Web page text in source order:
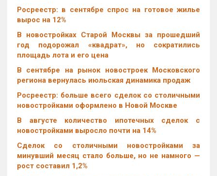
Росреестр: в сентябре спрос на готовое жилье
вырос на 12%
В новостройках Старой Москвы за прошедший
год подорожал «квадрат», но сократились
площадь лота и его цена
В сентябре на рынок новостроек Московского
региона вернулась июльская динамика продаж
Росреестр: больше всего сделок со столичными
новостройками оформлено в Новой Москве
В августе количество ипотечных сделок с
новостройками выросло почти на 14%
Cделок со столичными новостройками за
минувший месяц стало больше, но не намного —
рост составил 1,2%